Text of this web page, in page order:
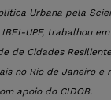
Urbana pela
UPF, trabalhou
de Cidades
no Rio de Janeiro e
apoio do CIDOB.